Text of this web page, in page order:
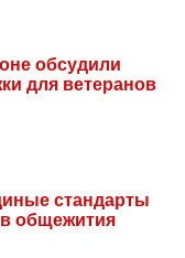
обсудили
для ветеранов
стандарты
в общежития